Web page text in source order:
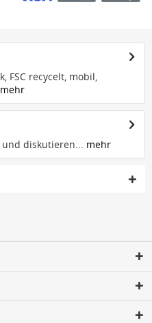
FSC recycelt, mobil,
mehr
diskutieren... mehr